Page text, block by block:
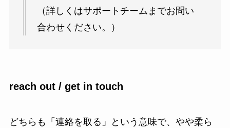
（詳しくはサポートチームまでお問い
合わせください。）
reach out / get in touch
どちらも「連絡を取る」という意味で、やや柔ら